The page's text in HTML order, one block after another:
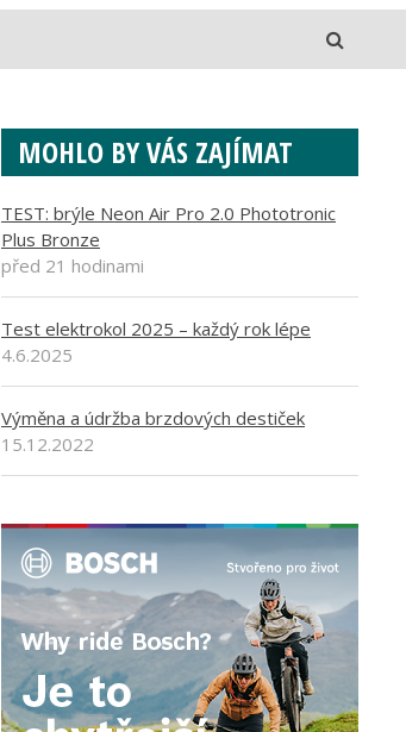
MOHLO BY VÁS ZAJÍMAT
TEST: brýle Neon Air Pro 2.0 Phototronic
Plus Bronze
před 21 hodinami
Test elektrokol 2025 – každý rok lépe
4.6.2025
Výměna a údržba brzdových destiček
15.12.2022